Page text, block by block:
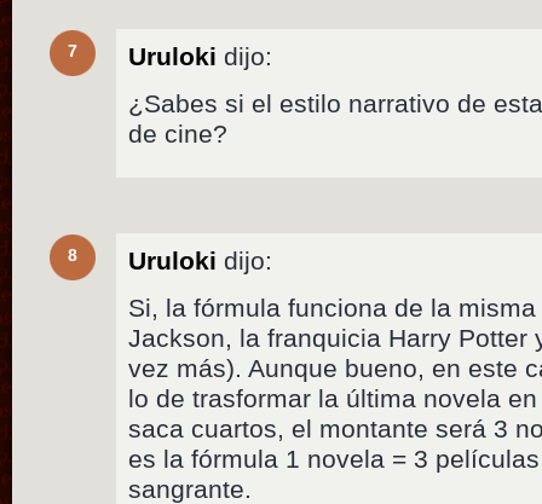
7 Uruloki dijo:
¿Sabes si el estilo narrativo de
de cine?
8 Uruloki dijo:
Si, la fórmula funciona de la
Jackson, la franquicia Harry Potter
vez más). Aunque bueno, en este
lo de trasformar la última novela
saca cuartos, el montante será 3
es la fórmula 1 novela = 3
sangrante.